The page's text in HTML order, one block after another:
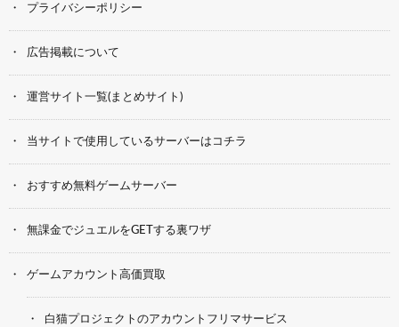
プライバシーポリシー
広告掲載について
運営サイト一覧(まとめサイト)
当サイトで使用しているサーバーはコチラ
おすすめ無料ゲームサーバー
無課金でジュエルをGETする裏ワザ
ゲームアカウント高価買取
白猫プロジェクトのアカウントフリマサービス